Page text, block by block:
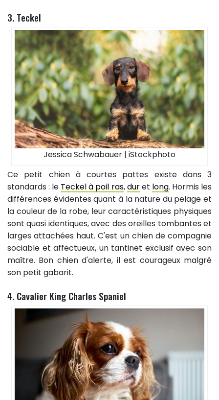
3. Teckel
Jessica Schwabauer | iStockphoto
Ce petit chien à courtes pattes existe dans 3
standards : le Teckel à poil ras,duret long. Hormis les
différences évidentes quant à la nature du pelage et
la couleur de la robe, leur caractéristiques physiques
sont quasi identiques, avec des oreilles tombantes et
larges attachées haut. C'est un chien de compagnie
sociable et affectueux, un tantinet exclusif avec son
maître. Bon chien d'alerte, il est courageux malgré
son petit gabarit.
4. Cavalier King Charles Spaniel